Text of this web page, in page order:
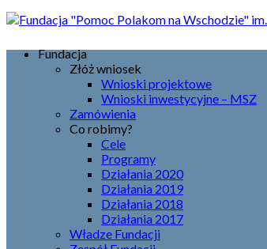
Fundacja
Złóż wniosek
Wnioski projektowe
Wnioski inwestycyjne – MSZ
Zamówienia
Co robimy?
Cele
Programy
Działania 2020
Działania 2019
Działania 2018
Działania 2017
Władze Fundacji